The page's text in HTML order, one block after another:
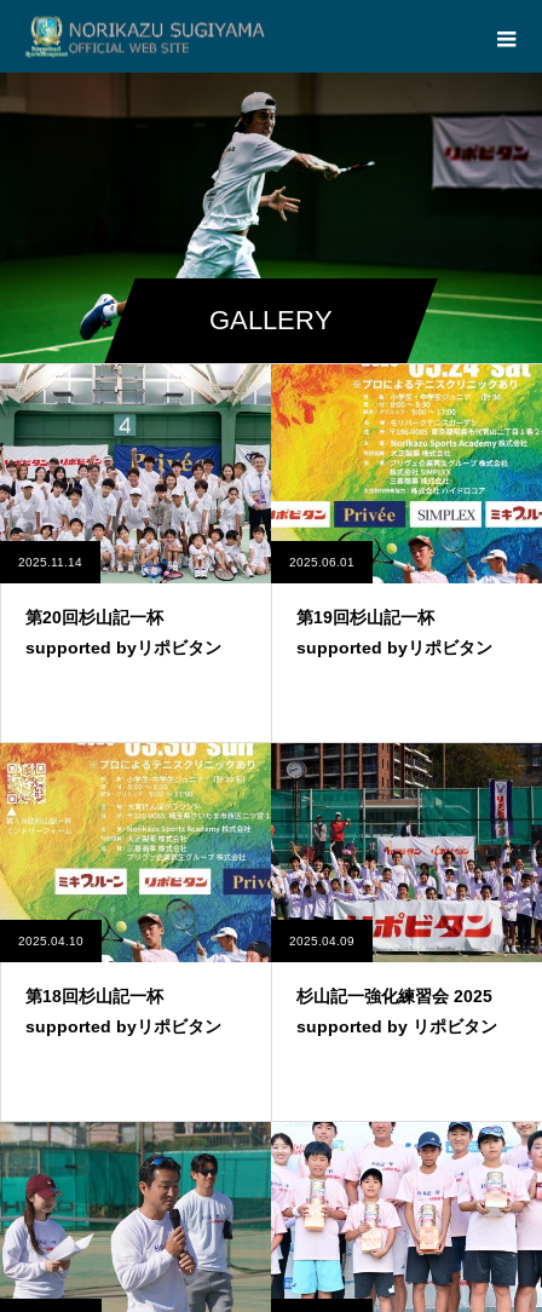
GALLERY
2025.11.14
第20回杉山記一杯
supported byリポビタン
2025.06.01
第19回杉山記一杯
supported byリポビタン
2025.04.10
第18回杉山記一杯
supported byリポビタン
2025.04.09
杉山記一強化練習会 2025
supported by リポビタン